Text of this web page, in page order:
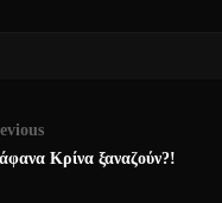
Κρίνα ξαναζούν?!